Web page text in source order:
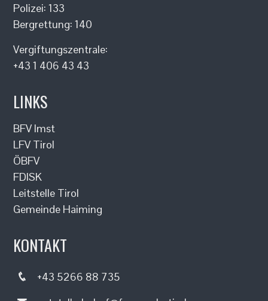
Polizei: 133
Bergrettung: 140
Vergiftungszentrale:
+43 1 406 43 43
LINKS
BFV Imst
LFV Tirol
ÖBFV
FDISK
Leitstelle Tirol
Gemeinde Haiming
KONTAKT
+43 5266 88 735